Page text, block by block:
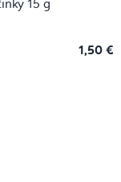
15 g
1,50 €